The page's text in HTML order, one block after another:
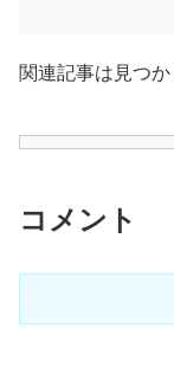
関連記事は見つか
コメント